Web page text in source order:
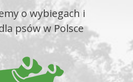
o wybiegach i
psów w Polsce